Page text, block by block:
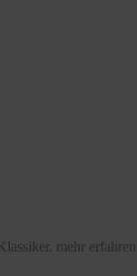
mehr erfahren